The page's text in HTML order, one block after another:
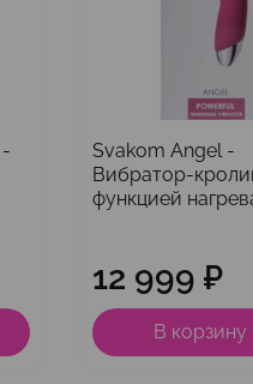
Svakom Angel -
Вибратор-
функцией
12 999 ₽
В корзину